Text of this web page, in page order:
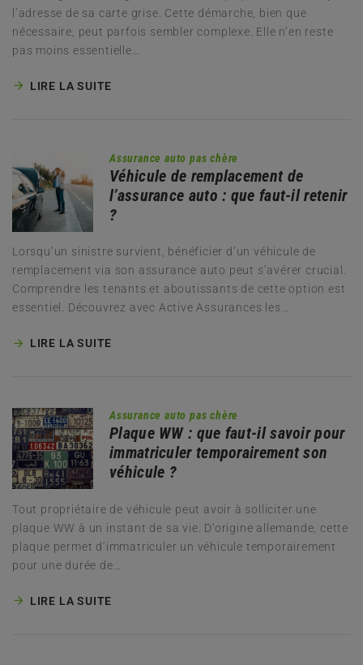
l’adresse de sa carte grise. Cette démarche, bien que
nécessaire, peut parfois sembler complexe. Elle n’en reste
pas moins essentielle…
LIRE LA SUITE
Assurance auto pas chère
Véhicule de remplacement de
l’assurance auto : que faut-il retenir
?
Lorsqu’un sinistre survient, bénéficier d’un véhicule de
remplacement via son assurance auto peut s’avérer crucial.
Comprendre les tenants et aboutissants de cette option est
essentiel. Découvrez avec Active Assurances les…
LIRE LA SUITE
Assurance auto pas chère
Plaque WW : que faut-il savoir pour
immatriculer temporairement son
véhicule ?
Tout propriétaire de véhicule peut avoir à solliciter une
plaque WW à un instant de sa vie. D’origine allemande, cette
plaque permet d’immatriculer un véhicule temporairement
pour une durée de…
LIRE LA SUITE